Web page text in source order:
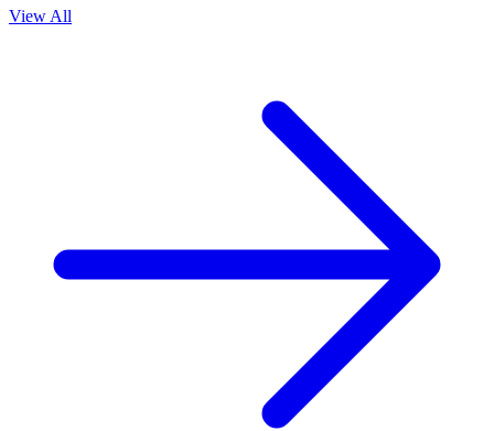
View All